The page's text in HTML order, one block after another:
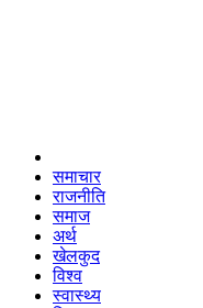
समाचार
राजनीति
समाज
अर्थ
खेलकुद
विश्व
स्वास्थ्य